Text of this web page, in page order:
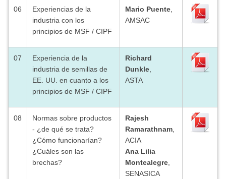
06
Experiencias de la
industria con los
principios de MSF / CIPF
Mario Puente
AMSAC
07
Experiencia de la
industria de semillas de
EE. UU. en cuanto a los
principios de MSF / CIPF
Richard
Dunkle
ASTA
08
Normas sobre productos
- ¿de qué se trata?
¿Cómo funcionarían?
¿Cuáles son las
brechas?
Rajesh
Ramarathnam
ACIA
Ana Lilia
Montealegre
SENASICA